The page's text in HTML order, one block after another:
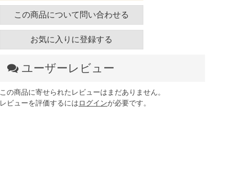
この商品について問い合わせる
お気に入りに登録する
ユーザーレビュー
この商品に寄せられたレビューはまだありません。
レビューを評価するにはログインが必要です。